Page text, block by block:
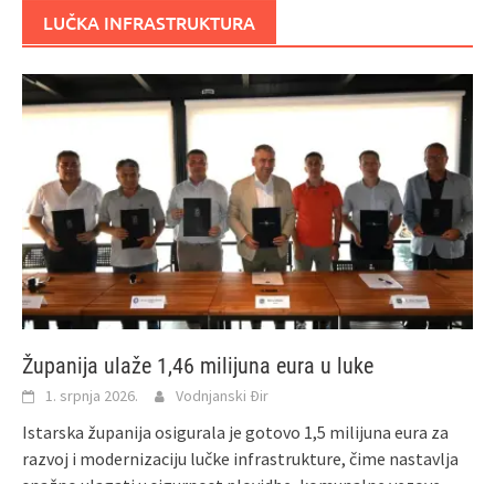
LUČKA INFRASTRUKTURA
Županija ulaže 1,46 milijuna eura u luke
1. srpnja 2026. Vodnjanski Đir
Istarska županija osigurala je gotovo 1,5 milijuna eura za
razvoj i modernizaciju lučke infrastrukture, čime nastavlja